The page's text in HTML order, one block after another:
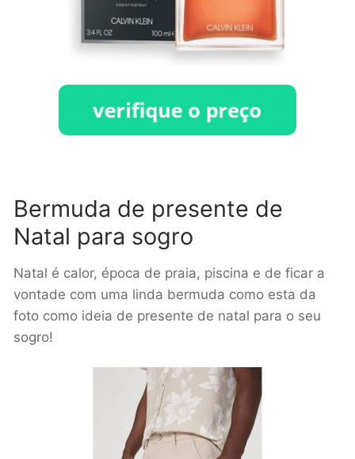
Bermuda de presente de
Natal para sogro
Natal é calor, época de praia, piscina e de ficar a
vontade com uma linda bermuda como esta da
foto como ideia de presente de natal para o seu
sogro!